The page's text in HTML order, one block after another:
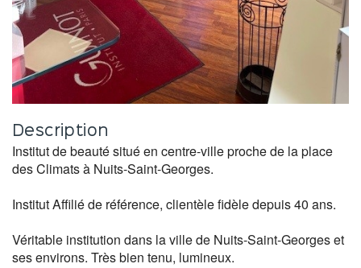
Description
Institut de beauté situé en centre-ville proche de la place
des Climats à Nuits-Saint-Georges.
Institut Affilié de référence, clientèle fidèle depuis 40 ans.
Véritable institution dans la ville de Nuits-Saint-Georges et
ses environs. Très bien tenu, lumineux.